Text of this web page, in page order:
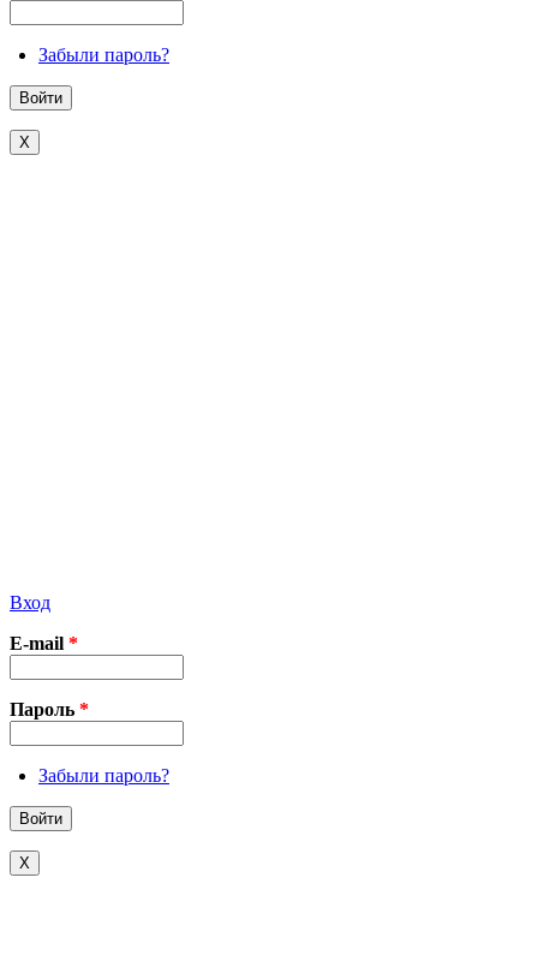
Забыли пароль?
X
Вход
E-mail *
Пароль *
Забыли пароль?
X